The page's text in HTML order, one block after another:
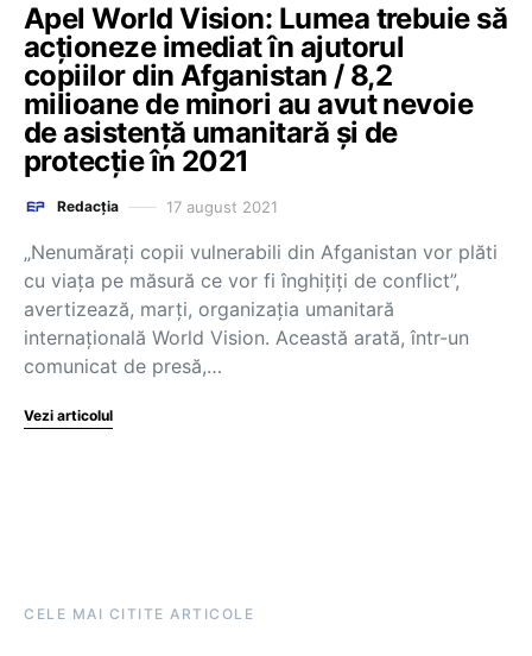
Apel World Vision: Lumea trebuie să
acționeze imediat în ajutorul
copiilor din Afganistan / 8,2
milioane de minori au avut nevoie
de asistență umanitară și de
protecție în 2021
Redacția 17 august 2021
„Nenumărați copii vulnerabili din Afganistan vor plăti
cu viața pe măsură ce vor fi înghițiți de conflict”,
avertizează, marți, organizația umanitară
internațională World Vision. Această arată, într-un
comunicat de presă,…
Vezi articolul
CELE MAI CITITE ARTICOLE